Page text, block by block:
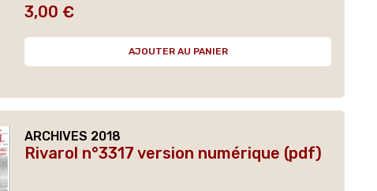
Prix
3,00 €
AJOUTER AU PANIER
ARCHIVES 2018
Rivarol n°3317 version numérique (pdf)